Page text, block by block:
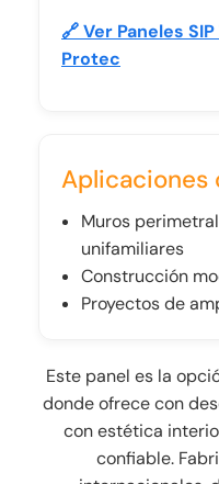
🔗 Ver Paneles
Protec
Aplicaciones
Muros
unifamiliares
Construcción
Proyectos de
Este panel es la
donde ofrece con
con estética
confiable.